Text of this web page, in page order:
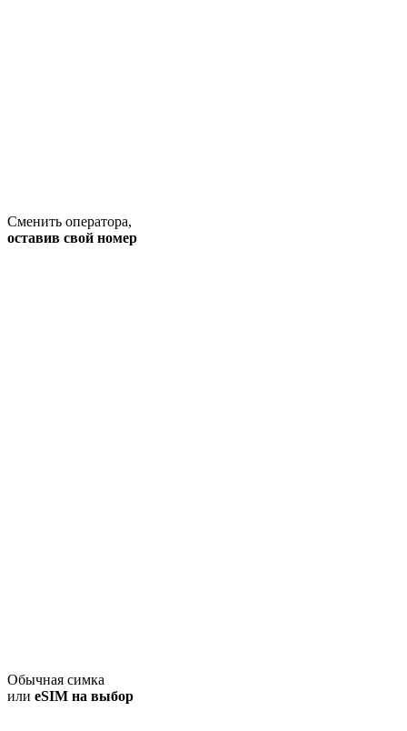
Сменить оператора,
оставив свой номер
Обычная симка
или eSIM на выбор